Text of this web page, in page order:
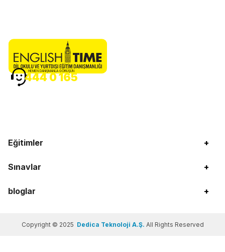
Eğitimler +
Sınavlar +
bloglar +
HEMEN DANIŞMANLA GÖRÜŞÜN
444 0 165
Copyright © 2025 Dedica Teknoloji A.Ş. All Rights Reserved